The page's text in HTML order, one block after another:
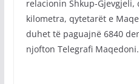
relacionin Shkup-
kilometra, qytetarët e
duhet të paguajnë 6840
njofton Telegrafi Maqedoni.